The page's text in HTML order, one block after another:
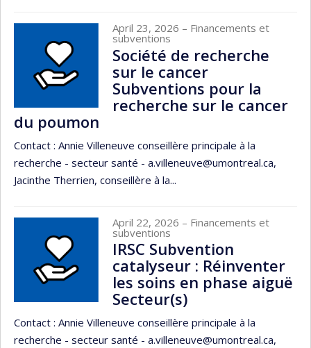
April 23, 2026 – Financements et
subventions
Société de recherche
sur le cancer
Subventions pour la
recherche sur le cancer
du poumon
Contact : Annie Villeneuve conseillère principale à la
recherche - secteur santé - a.villeneuve@umontreal.ca,
Jacinthe Therrien, conseillère à la...
April 22, 2026 – Financements et
subventions
IRSC Subvention
catalyseur : Réinventer
les soins en phase aiguë
Secteur(s)
Contact : Annie Villeneuve conseillère principale à la
recherche - secteur santé - a.villeneuve@umontreal.ca,